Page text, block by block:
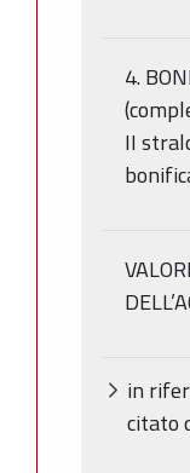
4.
II
in
citato